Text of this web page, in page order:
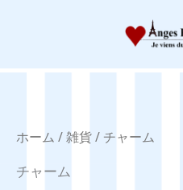
ス
ホーム /雑貨/ チャーム
チャーム